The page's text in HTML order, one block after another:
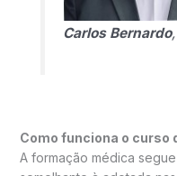
Carlos Bernardo
Como funciona o curso
A formação médica